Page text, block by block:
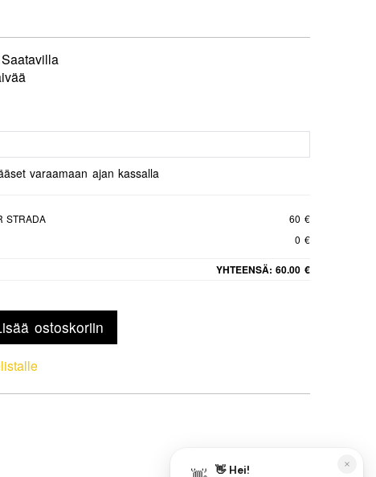
Saatavilla
varaamaan ajan kassalla
STRADA
60 €
0 €
YHTEENSÄ: 60.00 €
ostoskoriin